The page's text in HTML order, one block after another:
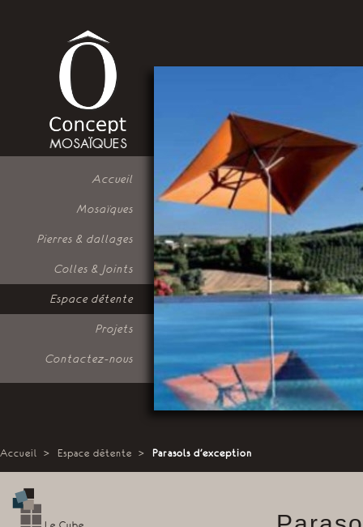
Accueil
Mosaïques
Pierres & dallages
Colles & Joints
Espace détente
Projets
Contactez-nous
Accueil > Espace détente > Parasols d'exception